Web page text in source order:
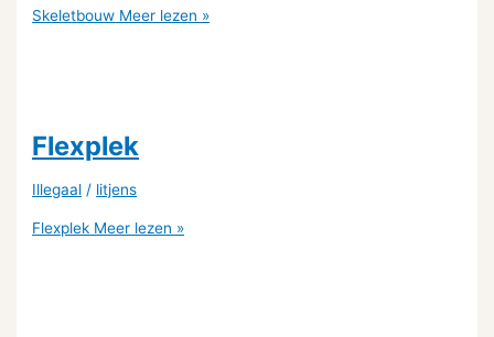
Skeletbouw Meer lezen »
Flexplek
Illegaal / litjens
Flexplek Meer lezen »